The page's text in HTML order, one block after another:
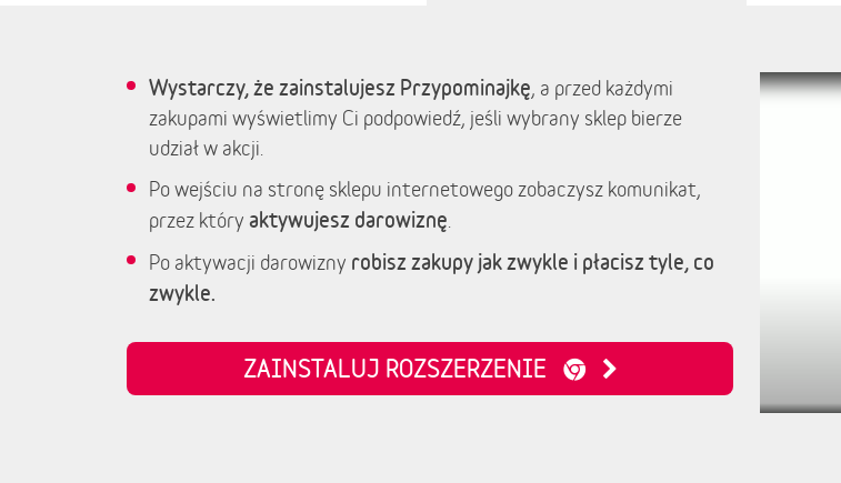
Wystarczy, że zainstalujesz Przypominajkę, a przed każdymi
zakupami wyświetlimy Ci podpowiedź, jeśli wybrany sklep bierze
udział w akcji.
Po wejściu na stronę sklepu internetowego zobaczysz komunikat,
przez który aktywujesz darowiznę
Po aktywacji darowizny robisz zakupy jak zwykle i płacisz tyle, co
zwykle.
ZAINSTALUJ ROZSZERZENIE